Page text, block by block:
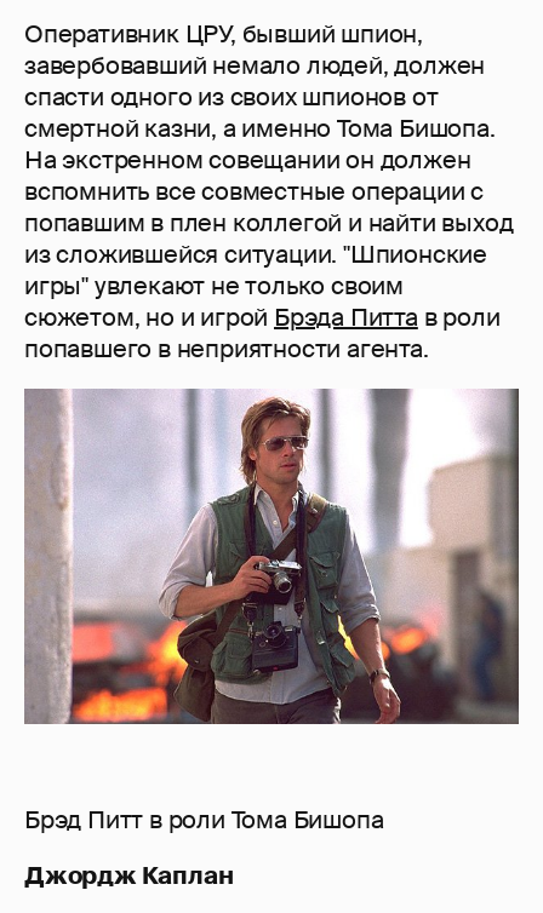
Оперативник ЦРУ, бывший шпион,
завербовавший немало людей, должен
спасти одного из своих шпионов от
смертной казни, а именно Тома Бишопа.
На экстренном совещании он должен
вспомнить все совместные операции с
попавшим в плен коллегой и найти выход
из сложившейся ситуации. "Шпионские
игры" увлекают не только своим
сюжетом, но и игрой Брэда Питта в роли
попавшего в неприятности агента.
Брэд Питт в роли Тома Бишопа
Джордж Каплан